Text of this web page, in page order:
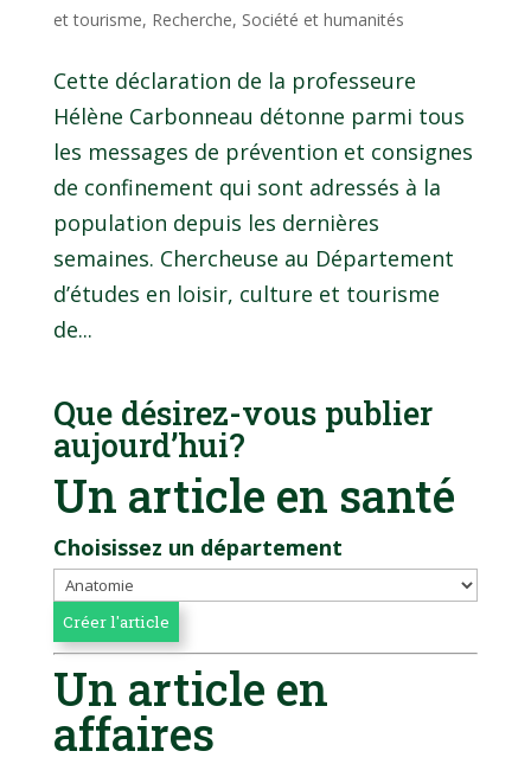
et tourisme, Recherche, Société et humanités
Cette déclaration de la professeure
Hélène Carbonneau détonne parmi tous
les messages de prévention et consignes
de confinement qui sont adressés à la
population depuis les dernières
semaines. Chercheuse au Département
d’études en loisir, culture et tourisme
de...
Que désirez-vous publier
aujourd’hui?
Un article en santé
Choisissez un département
Un article en
affaires